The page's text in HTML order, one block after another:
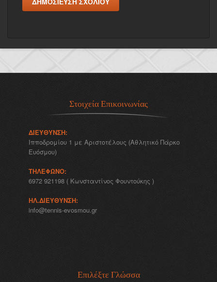
Στοιχεία Επικοινωνίας
ΔΙΕΎΘΥΝΣΗ:
Ιπποδρομίου 1 με Αριστοτέλους (Αθλητικό Πάρκο
Ευόσμου)
ΤΗΛΈΦΩΝΟ:
6972 921198 ( Κωνσταντίνος Φουντούκης )
ΗΛ.ΔΙΕΎΘΥΝΣΗ:
info@tennis-evosmou.gr
Επιλέξτε Γλώσσα